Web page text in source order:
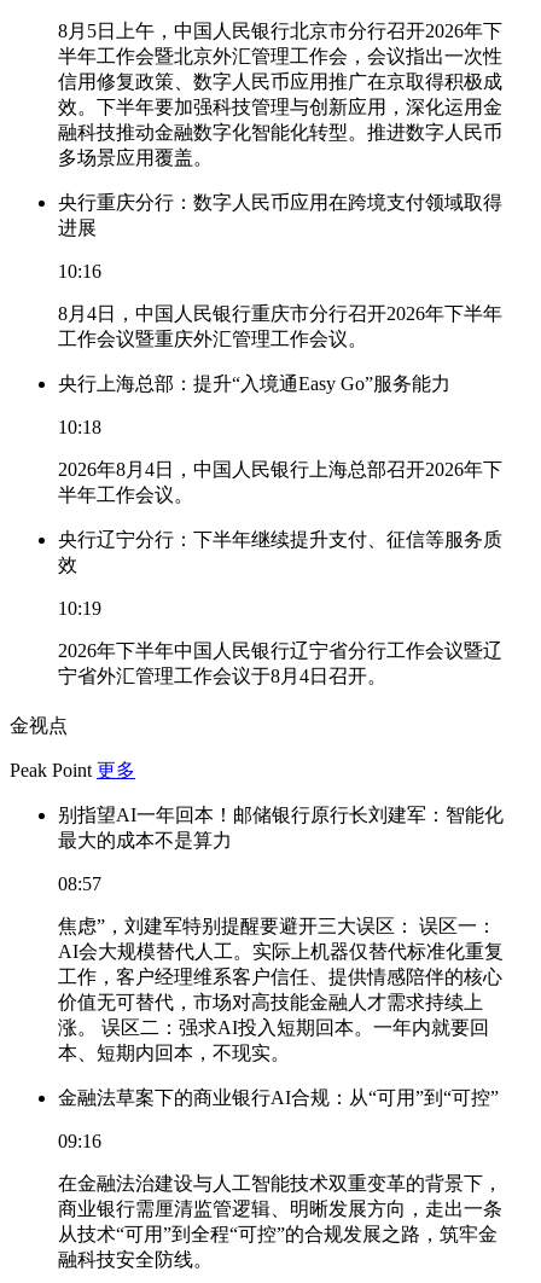
8月5日上午，中国人民银行北京市分行召开2026年下
半年工作会暨北京外汇管理工作会，会议指出一次性
信用修复政策、数字人民币应用推广在京取得积极成
效。下半年要加强科技管理与创新应用，深化运用金
融科技推动金融数字化智能化转型。推进数字人民币
多场景应用覆盖。
央行重庆分行：数字人民币应用在跨境支付领域取得
进展
10:16
8月4日，中国人民银行重庆市分行召开2026年下半年
工作会议暨重庆外汇管理工作会议。
央行上海总部：提升“入境通Easy Go”服务能力
10:18
2026年8月4日，中国人民银行上海总部召开2026年下
半年工作会议。
央行辽宁分行：下半年继续提升支付、征信等服务质
效
10:19
2026年下半年中国人民银行辽宁省分行工作会议暨辽
宁省外汇管理工作会议于8月4日召开。
金视点
Peak Point 更多
别指望AI一年回本！邮储银行原行长刘建军：智能化
最大的成本不是算力
08:57
焦虑”，刘建军特别提醒要避开三大误区： 误区一：
AI会大规模替代人工。实际上机器仅替代标准化重复
工作，客户经理维系客户信任、提供情感陪伴的核心
价值无可替代，市场对高技能金融人才需求持续上
涨。 误区二：强求AI投入短期回本。一年内就要回
本、短期内回本，不现实。
金融法草案下的商业银行AI合规：从“可用”到“可控”
09:16
在金融法治建设与人工智能技术双重变革的背景下，
商业银行需厘清监管逻辑、明晰发展方向，走出一条
从技术“可用”到全程“可控”的合规发展之路，筑牢金
融科技安全防线。